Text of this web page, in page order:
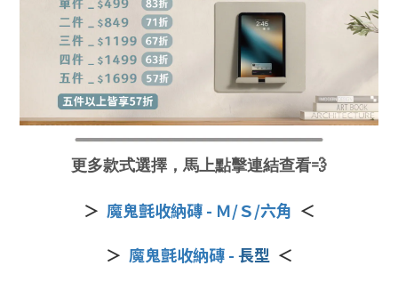
更多款式選擇，馬上點擊連結查看💨
＞ 魔鬼氈收納磚 - Ｍ/Ｓ/六角 ＜
＞ 魔鬼氈收納磚 -長型 ＜